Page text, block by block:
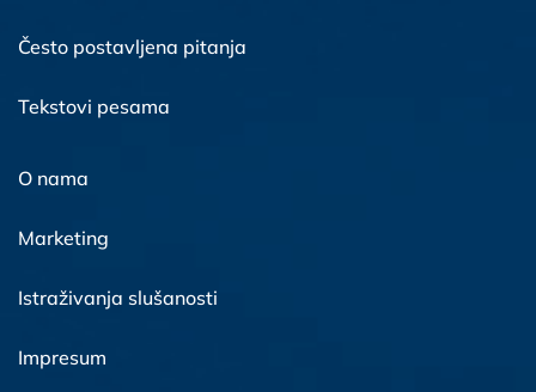
Često postavljena pitanja
Tekstovi pesama
O nama
Marketing
Istraživanja slušanosti
Impresum